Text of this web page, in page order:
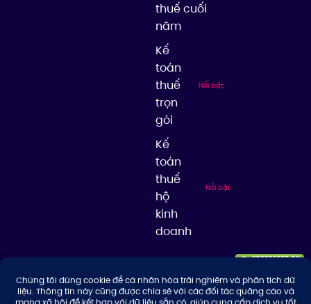
thuế cuối
năm
Kế
toán
thuế
trọn
gói
Nổi bật
Kế
toán
thuế
hộ
kinh
doanh
Nổi bật